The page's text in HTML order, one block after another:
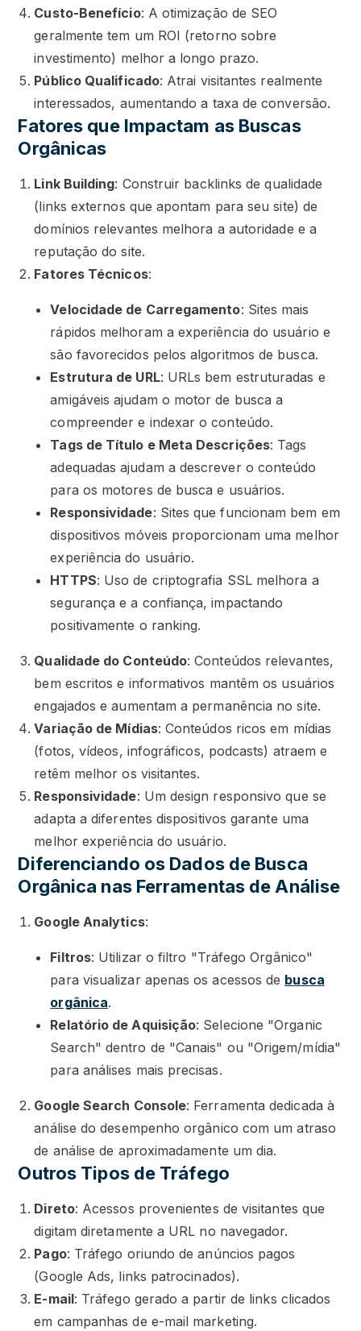
Custo-Benefício: A otimização de SEO
geralmente tem um ROI (retorno sobre
investimento) melhor a longo prazo.
Público Qualificado: Atrai visitantes realmente
interessados, aumentando a taxa de conversão.
Fatores que Impactam as Buscas
Orgânicas
Link Building: Construir backlinks de qualidade
(links externos que apontam para seu site) de
domínios relevantes melhora a autoridade e a
reputação do site.
Fatores Técnicos:
Velocidade de Carregamento: Sites mais
rápidos melhoram a experiência do usuário e
são favorecidos pelos algoritmos de busca.
Estrutura de URL: URLs bem estruturadas e
amigáveis ajudam o motor de busca a
compreender e indexar o conteúdo.
Tags de Título e Meta Descrições: Tags
adequadas ajudam a descrever o conteúdo
para os motores de busca e usuários.
Responsividade: Sites que funcionam bem em
dispositivos móveis proporcionam uma melhor
experiência do usuário.
HTTPS: Uso de criptografia SSL melhora a
segurança e a confiança, impactando
positivamente o ranking.
Qualidade do Conteúdo: Conteúdos relevantes,
bem escritos e informativos mantêm os usuários
engajados e aumentam a permanência no site.
Variação de Mídias: Conteúdos ricos em mídias
(fotos, vídeos, infográficos, podcasts) atraem e
retêm melhor os visitantes.
Responsividade: Um design responsivo que se
adapta a diferentes dispositivos garante uma
melhor experiência do usuário.
Diferenciando os Dados de Busca
Orgânica nas Ferramentas de Análise
Google Analytics:
Filtros: Utilizar o filtro "Tráfego Orgânico"
para visualizar apenas os acessos de busca
orgânica.
Relatório de Aquisição: Selecione "Organic
Search" dentro de "Canais" ou "Origem/mídia"
para análises mais precisas.
Google Search Console: Ferramenta dedicada à
análise do desempenho orgânico com um atraso
de análise de aproximadamente um dia.
Outros Tipos de Tráfego
Direto: Acessos provenientes de visitantes que
digitam diretamente a URL no navegador.
Pago: Tráfego oriundo de anúncios pagos
(Google Ads, links patrocinados).
E-mail: Tráfego gerado a partir de links clicados
em campanhas de e-mail marketing.